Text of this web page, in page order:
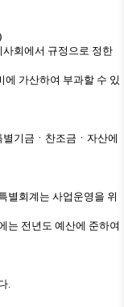
회에서 규정으로 정한
가산하여 부과할 수 있
별기금 ㆍ 찬조금 ㆍ 자산에
별회계는 사업운영을 위
는 전년도 예산에 준하여
.